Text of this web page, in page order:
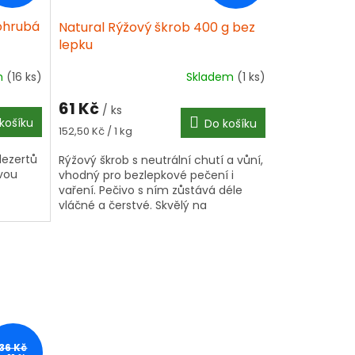
(16 ks)
Natural Rýžový škrob 400 g bez
lepku
Skladem (1 ks)
61 Kč / ks
Měrná
152,50 Kč / 1 kg Do košíku
Rýžový škrob s neutrální chutí a vůní,
vhodný pro bezlepkové pečení i
vaření. Pečivo s ním zůstává déle
vláčné a čerstvé. Skvělý na
Kč